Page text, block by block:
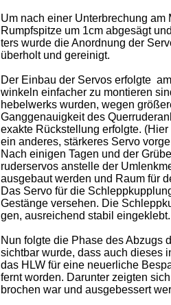
Um nach einer Unterbrechung
Rumpfspitze um 1cm abgesägt
ters wurde die Anordnung der
überholt und gereinigt.
Der Einbau der Servos erfolgte
winkeln einfacher zu montieren
hebelwerks wurden, wegen
Ganggenauigkeit des
exakte Rückstellung erfolgte.
ein anderes, stärkeres Servo
Nach einigen Tagen und der
ruderservos anstelle der
ausgebaut werden und Raum für
Das Servo für die
Gestänge versehen. Die
gen, ausreichend stabil eingeklebt.
Nun folgte die Phase des Abzugs
sichtbar wurde, dass auch dieses
das HLW für eine neuerliche
fernt worden. Darunter zeigten
brochen war und ausgebessert